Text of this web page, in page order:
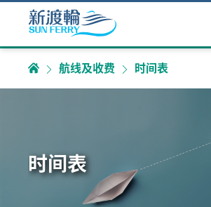
航线及收费 时间表
时间表